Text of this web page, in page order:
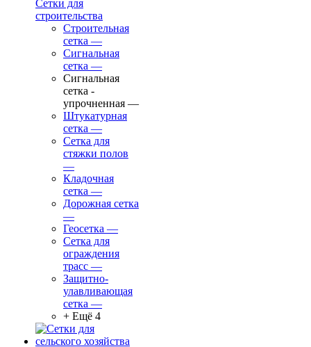
Сетки для
строительства
Строительная
сетка —
Сигнальная
сетка —
Сигнальная
сетка -
упрочненная —
Штукатурная
сетка —
Сетка для
стяжки полов
—
Кладочная
сетка —
Дорожная сетка
—
Геосетка —
Сетка для
ограждения
трасс —
Защитно-
улавливающая
сетка —
+ Ещё 4